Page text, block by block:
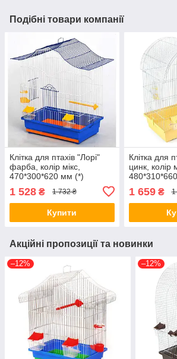
Подібні товари компанії
Клітка для птахів "Лорі"
фарба, колір мікс,
470*300*620 мм (*)
1 528 ₴ 1 732 ₴
Купити
Клітка для
цинк, колір
1 659₴ 1
Акційні пропозиції та новинки
–12% –12%